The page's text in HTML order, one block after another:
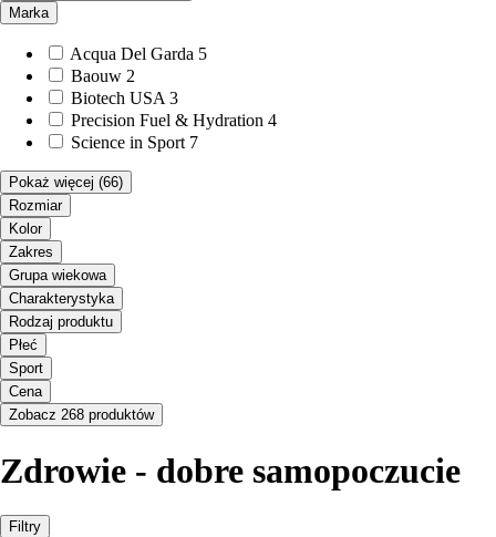
Marka
Acqua Del Garda 5
Baouw 2
Biotech USA 3
Precision Fuel & Hydration 4
Science in Sport 7
Pokaż więcej (66)
Rozmiar
Kolor
Zakres
Grupa wiekowa
Charakterystyka
Rodzaj produktu
Płeć
Sport
Cena
Zobacz 268 produktów
Zdrowie - dobre samopoczucie
Filtry